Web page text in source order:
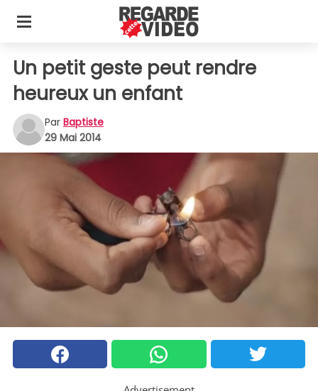
Un petit geste peut rendre
heureux un enfant
Par Baptiste
29 Mai 2014